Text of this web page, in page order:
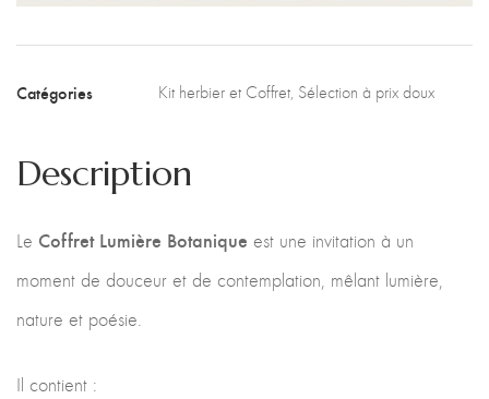
Catégories Kit herbier et Coffret Sélection à prix doux
Description
Le Coffret Lumière Botanique est une invitation à un
moment de douceur et de contemplation, mêlant lumière,
nature et poésie.
Il contient :